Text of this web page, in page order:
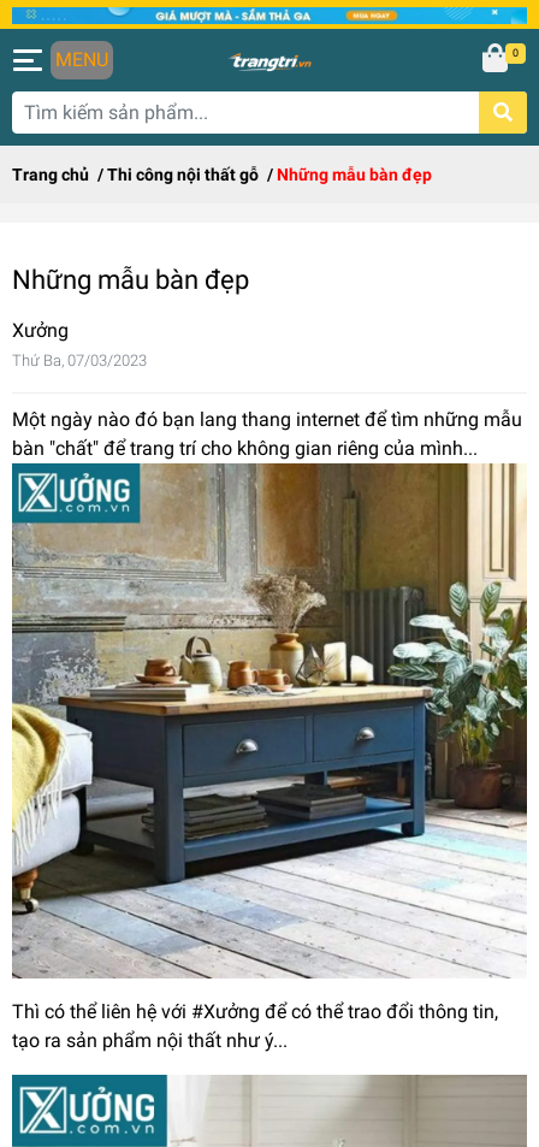
MENU 0
Trang chủ /Thi công nội thất gỗ /Những mẫu bàn đẹp
Những mẫu bàn đẹp
Xưởng
Thứ Ba, 07/03/2023
Một ngày nào đó bạn lang thang internet để tìm những mẫu
bàn "chất" để trang trí cho không gian riêng của mình...
Thì có thể liên hệ với #Xưởng để có thể trao đổi thông tin,
tạo ra sản phẩm nội thất như ý...